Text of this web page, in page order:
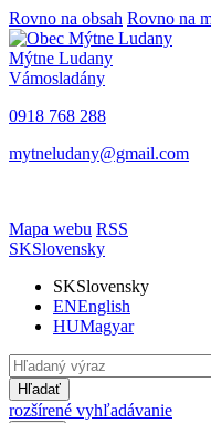
Rovno na obsah Rovno na
Mýtne Ludany
Vámosladány
0918 768 288
mytneludany@gmail.com
Mapa webu RSS
SKSlovensky
SKSlovensky
ENEnglish
HUMagyar
Hľadať
rozšírené vyhľadávanie